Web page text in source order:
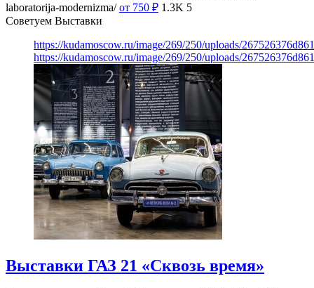
laboratorija-modernizma/ от 750 ₽ 1.3K 5
Советуем Выставки
https://kudamoscow.ru/image/269/250/uploads/
https://kudamoscow.ru/image/269/250/uploads/
Выставки ГАЗ 21 «Сквозь время»